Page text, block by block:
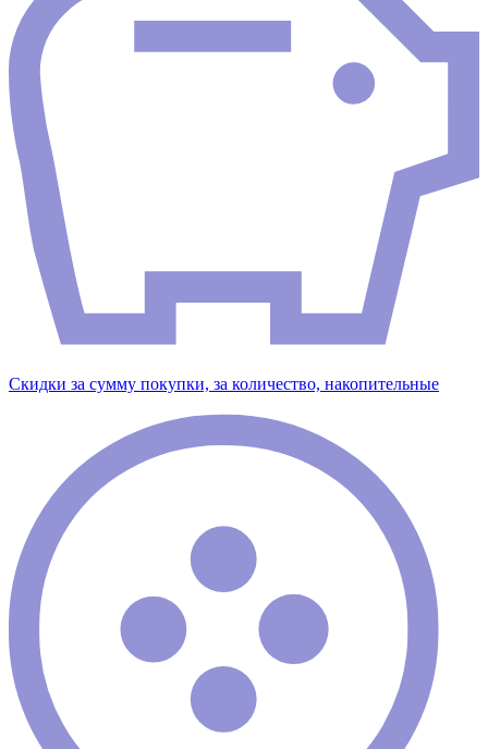
Скидки за сумму покупки, за количество, накопительные